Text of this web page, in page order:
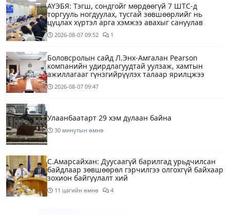
АҮЭБЯ: Тэгш, сондгойг мөрдөөгүй 7 ШТС-д
торгууль ногдуулах, тусгай зөвшөөрлийг нь
цуцлах хүртэл арга хэмжээ авахыг сануулав
2026-08-07 09:52 1
Боловсролын сайд Л.Энх-Амгалан Pearson
компанийн удирдлагуудтай уулзаж, хамтын
ажиллагааг гүнзгийрүүлэх талаар ярилцжээ
2026-08-07 09:47
Улаанбаатарт 29 хэм дулаан байна
30 минутын өмнө
С.Амарсайхан: Дуусаагүй барилгад урьдчилсан
байдлаар зөвшөөрөл гэрчилгээ олгохгүй байхаар
зохион байгуулалт хий
11 цагийн өмнө 4